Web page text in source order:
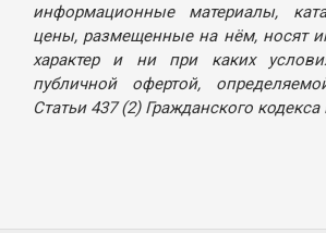
информационные материалы,
цены, размещенные на нём, носят
характер и ни при каких
публичной офертой,
Статьи 437 (2) Гражданского